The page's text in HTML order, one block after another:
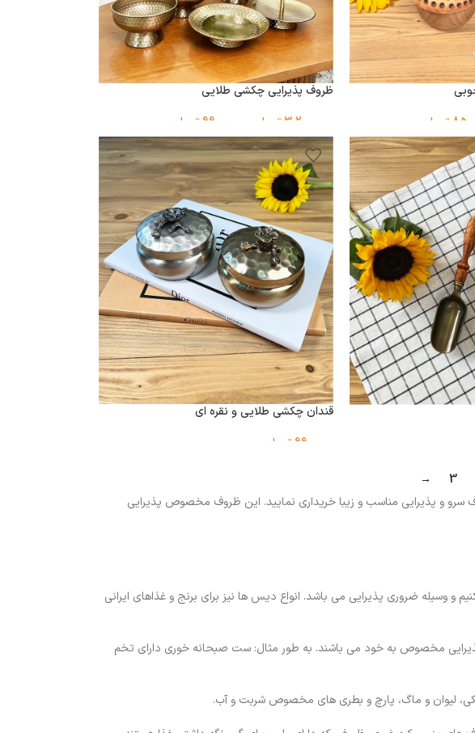
تومان
ظروف پذیرایی چکشی طلایی
3,200,000 تومان 990,000 تومان
قندان چکشی طلایی و نقره ای
990,000 تومان
3
→
سرو و پذیرایی مناسب و زیبا خریداری نمایید. این ظروف مخصوص پذیرایی
و وسیله ضروری پذیرایی می باشد. انواع دیس ها نیز برای برنج و غذاهای ایرانی
مخصوص به خود می باشند. به طور مثال: ست صبحانه خوری دارای تخم
لیوان و ماگ، پارچ و بطری های مخصوص شربت و آب.